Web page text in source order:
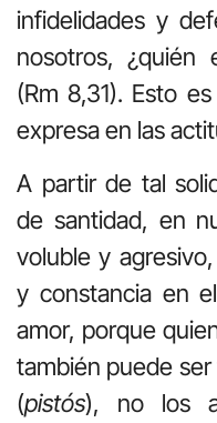
infidelidades y
nosotros, ¿quién
(Rm 8,31). Esto
expresa en las
A partir de tal
de santidad, en
voluble y
y constancia en
amor, porque
también puede
(pistós), no los